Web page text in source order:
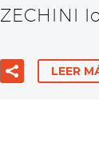
ZECHINI
LEER